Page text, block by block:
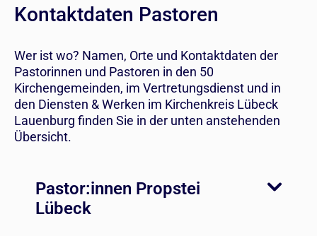
Kontaktdaten Pastoren
Wer ist wo? Namen, Orte und Kontaktdaten der
Pastorinnen und Pastoren in den 50
Kirchengemeinden, im Vertretungsdienst und in
den Diensten & Werken im Kirchenkreis Lübeck
Lauenburg finden Sie in der unten anstehenden
Übersicht.
Pastor:innen Propstei
Lübeck